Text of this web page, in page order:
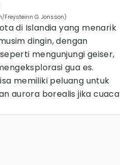
Freysteinn G. Jonsson)
di Islandia yang menarik
dingin, dengan
mengunjungi geiser,
gua es.
memiliki peluang untuk
aurora borealis jika cuaca